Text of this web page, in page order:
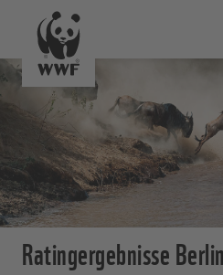
Ratingergebnisse